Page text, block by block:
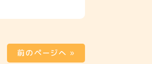
前のページへ »